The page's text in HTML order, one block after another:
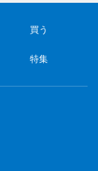
買う
特集